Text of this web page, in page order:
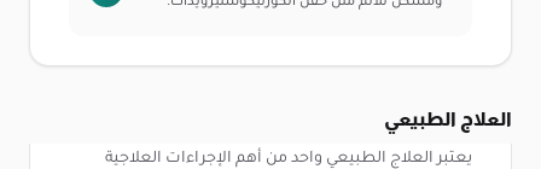
العلاج الطبيعي
يعتبر العلاج الطبيعي واحد من أهم الإجراءات العلاجية